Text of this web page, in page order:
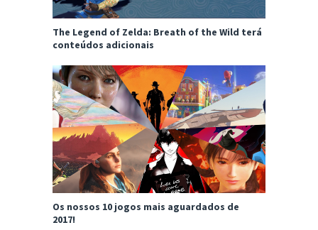
The Legend of Zelda: Breath of the Wild terá
conteúdos adicionais
Os nossos 10 jogos mais aguardados de
2017!